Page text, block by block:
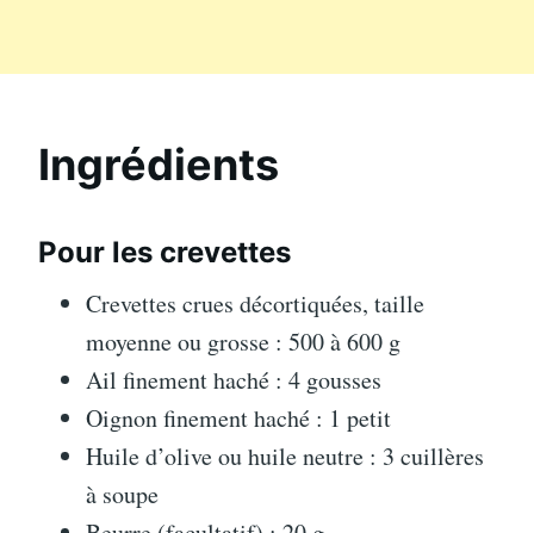
Ingrédients
Pour les crevettes
Crevettes crues décortiquées, taille
moyenne ou grosse : 500 à 600 g
Ail finement haché : 4 gousses
Oignon finement haché : 1 petit
Huile d’olive ou huile neutre : 3 cuillères
à soupe